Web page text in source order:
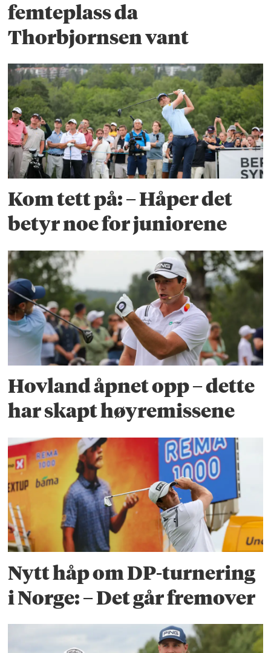
femteplass da
Thorbjornsen vant
Kom tett på: – Håper det
betyr noe for juniorene
Hovland åpnet opp – dette
har skapt høyremissene
Nytt håp om DP-turnering
i Norge: – Det går fremover